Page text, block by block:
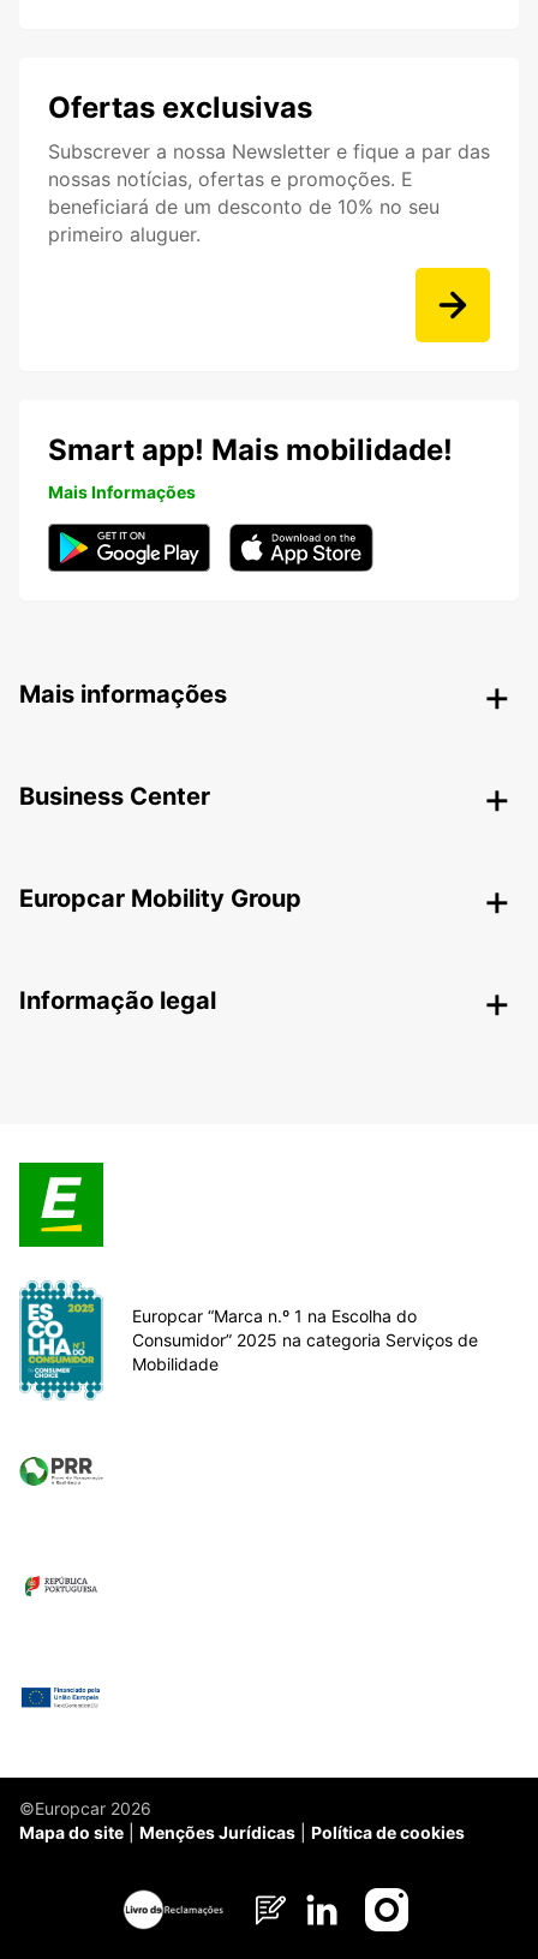
Ofertas exclusivas
Subscrever a nossa Newsletter e fique a par das
nossas notícias, ofertas e promoções. E
beneficiará de um desconto de 10% no seu
primeiro aluguer.
Smart app! Mais mobilidade!
Mais Informações
Mais informações
Business Center
Europcar Mobility Group
Informação legal
Europcar “Marca n.º 1 na Escolha do
Consumidor” 2025 na categoria Serviços de
Mobilidade
©Europcar 2026
Mapa do site
Menções Jurídicas Política de cookies